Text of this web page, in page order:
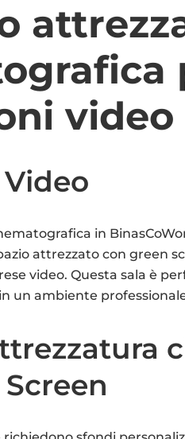
video
Video
in
attrezzato con green
video. Questa sala è
un ambiente